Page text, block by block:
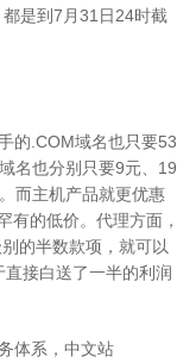
是到7月31日24时截
的.COM域名也只要53
名也分别只要9元、19
而主机产品就更优惠
有的低价。代理方面，
的半数款项，就可以
接白送了一半的利润
体系，中文站